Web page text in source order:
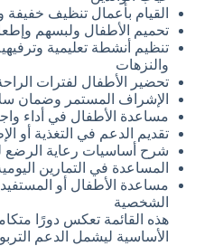
القيام بأعمال تنظيف خفيفة
تحميم الأطفال ولبسهم
تنظيم أنشطة تعليمية
والنزهات
تحضير الأطفال لفترات
الإشراف المستمر وضمان
مساعدة الأطفال في أداء
تقديم الدعم في التغذية أو
شرح أساسيات رعاية الرضع
المساعدة في التمارين
مساعدة الأطفال أو
الشخصية
هذه القائمة تعكس دورًا
الأساسية ليشمل الدعم